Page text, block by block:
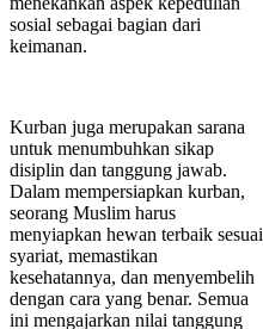
sosial sebagai bagian dari
keimanan.
Kurban juga merupakan sarana
untuk menumbuhkan sikap
disiplin dan tanggung jawab.
Dalam mempersiapkan kurban,
seorang Muslim harus
menyiapkan hewan terbaik sesuai
syariat, memastikan
kesehatannya, dan menyembelih
dengan cara yang benar. Semua
ini mengajarkan nilai tanggung